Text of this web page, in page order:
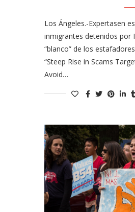
Los Ángeles.-Expertasen
inmigrantes detenidos por
“blanco” de los
“Steep Rise in Scams
Avoid…